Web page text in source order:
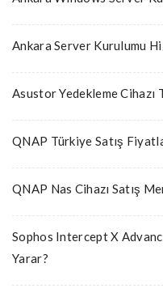
Ankara Server Kurulumu
Asustor Yedekleme
QNAP Türkiye Satış
QNAP Nas Cihazı Satış
Sophos Intercept X
Yarar?